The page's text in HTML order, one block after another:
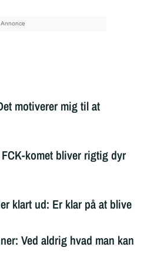
motiverer mig til at
komet bliver rigtig dyr
klart ud: Er klar på at blive
Ved aldrig hvad man kan